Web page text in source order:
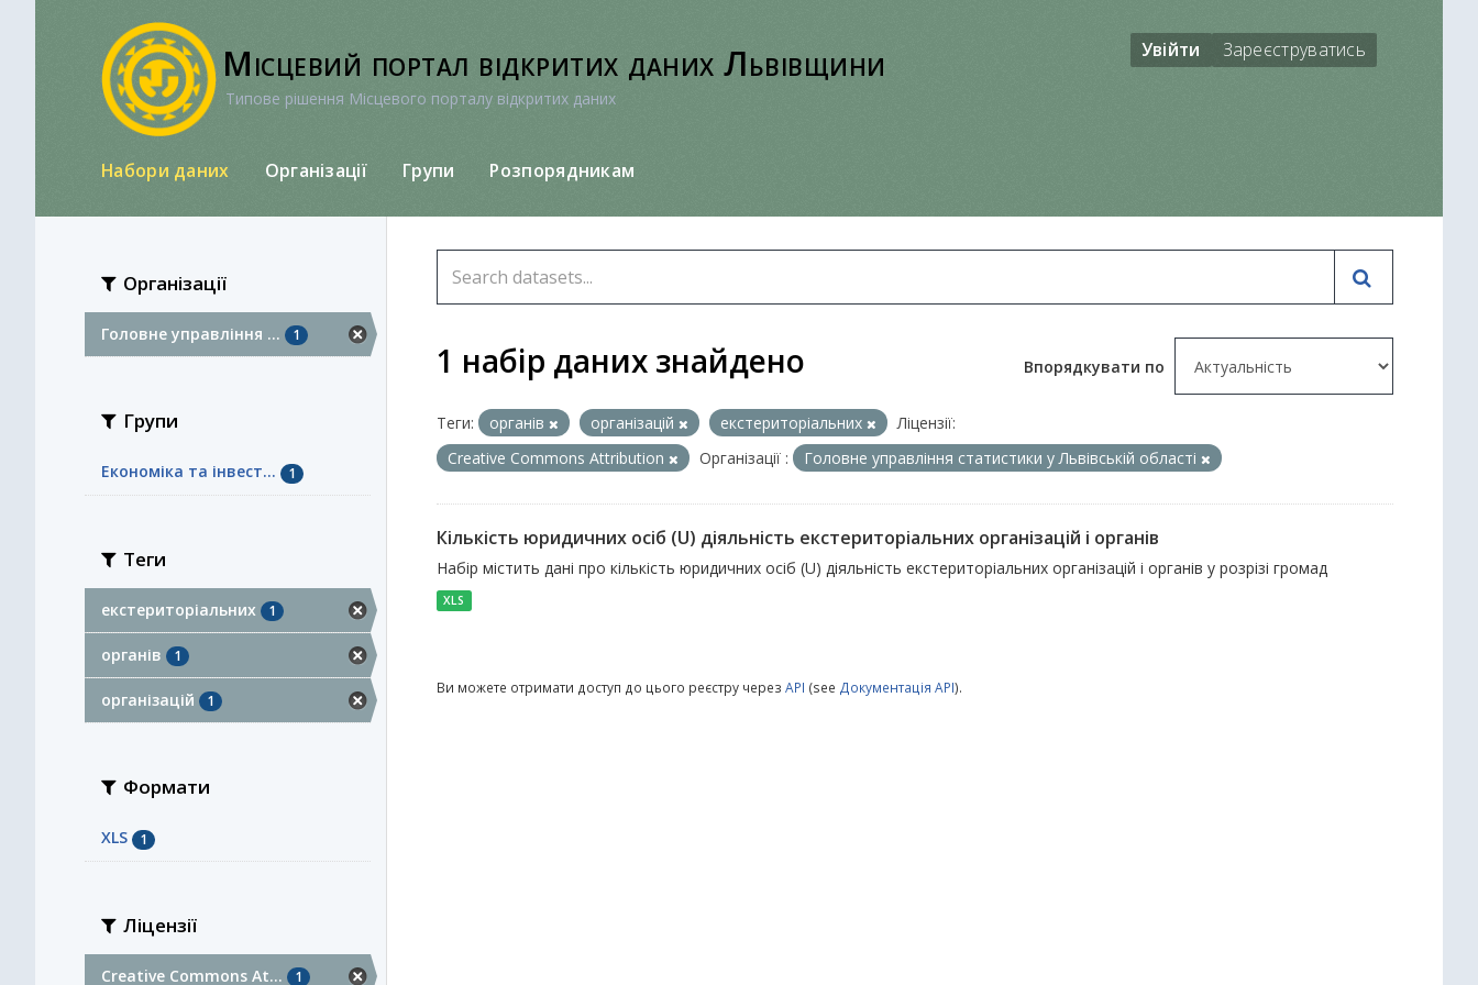
Місцевий портал відкритих даних Львівщини
Типове рішення Місцевого порталу відкритих даних
Увійти Зареєструватись
Набори даних Організації Групи Розпорядникам
Організації
Головне управління ... 1
Групи
Економіка та інвест... 1
Теги
екстериторіальних 1
органів 1
організацій 1
Формати
XLS 1
Ліцензії
Creative Commons At... 1
Впорядкувати по
1 набір даних знайдено
Теги: органів організацій екстериторіальних
Ліцензії:
Creative Commons Attribution
Організації : Головне управління статистики у Львівській області
Кількість юридичних осіб (U) діяльність екстериторіальних організацій і органів
Набір містить дані про кількість юридичних осіб (U) діяльність екстериторіальних організацій і органів у розрізі громад
XLS
Ви можете отримати доступ до цього реєстру через API (see Документація API).